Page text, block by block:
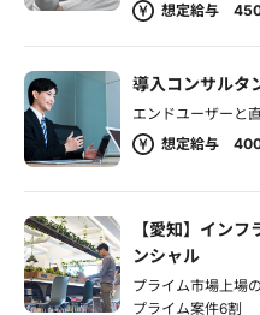
想定給与
導入コンサルタ
エンドユーザーと
想定給与
【愛知】イン
ンシャル
プライム市場上場
プライム案件6割